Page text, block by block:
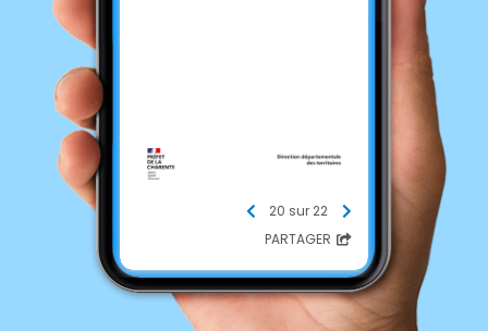
20 sur 22
PARTAGER